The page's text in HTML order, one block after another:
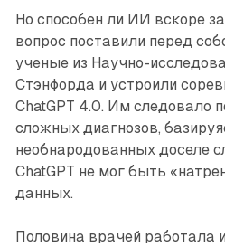
Но способен ли ИИ вскоре
вопрос поставили перед
ученые из Научно-
Стэнфорда и устроили
ChatGPT 4.0. Им следовало
сложных диагнозов,
необнародованных доселе
ChatGPT не мог быть
данных.
Половина врачей работала